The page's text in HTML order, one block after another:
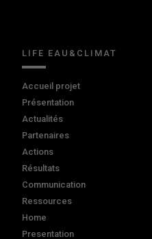
LIFE EAU&CLIMAT
Accueil projet
Présentation
Actualités
Partenaires
Actions
Résultats
Communication
Ressources
Home
Presentation